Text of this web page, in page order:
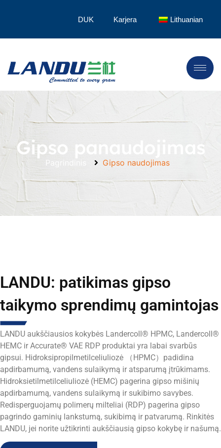
DUK Karjera Lithuanian
Gipso panaudojimas
Pagrindinis Gipso naudojimas
LANDU: patikimas gipso
taikymo sprendimų gamintojas
LANDU aukščiausios kokybės Landercoll® HPMC, Landercoll®
HEMC ir Accurate® VAE RDP produktai yra labai svarbūs
gipsui. Hidroksipropilmetilceliuliozė （HPMC）padidina
apdirbamumą, vandens sulaikymą ir atsparumą įtrūkimams.
Hidroksietilmetilceliuliozė (HEMC) pagerina gipso mišinių
apdirbamumą, vandens sulaikymą ir sukibimo savybes.
Redisperguojamų polimerų milteliai (RDP) pagerina gipso
pagrindo gaminių lankstumą, sukibimą ir patvarumą. Rinkitės
LANDU, jei norite užtikrinti aukščiausią gipso kokybę ir našumą.